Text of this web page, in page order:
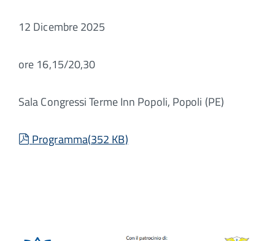
12 Dicembre 2025
ore 16,15/20,30
Sala Congressi Terme Inn Popoli, Popoli (PE)
pdf
Programma(352 KB)